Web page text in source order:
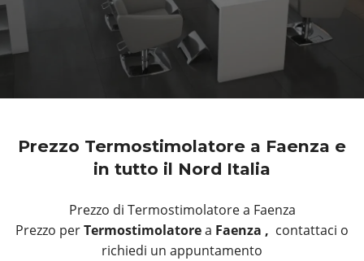
Prezzo Termostimolatore a Faenza e
in tutto il Nord Italia
Prezzo di Termostimolatore a Faenza
Prezzo perTermostimolatorea Faenza , contattaci o
richiedi un appuntamento